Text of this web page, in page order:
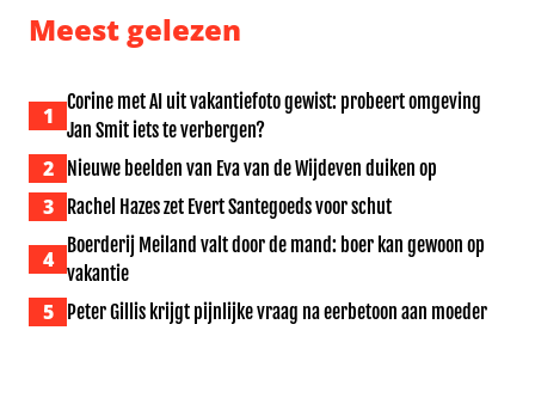
Meest gelezen
1
Corine met AI uit vakantiefoto gewist: probeert omgeving
Jan Smit iets te verbergen?
2 Nieuwe beelden van Eva van de Wijdeven duiken op
3 Rachel Hazes zet Evert Santegoeds voor schut
4
Boerderij Meiland valt door de mand: boer kan gewoon op
vakantie
5 Peter Gillis krijgt pijnlijke vraag na eerbetoon aan moeder